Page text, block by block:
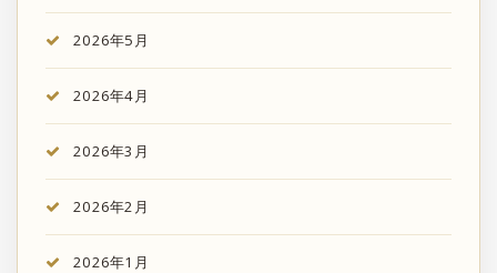
2026年5月
2026年4月
2026年3月
2026年2月
2026年1月